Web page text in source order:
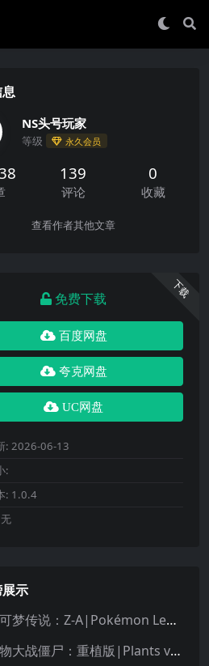
NS头号玩家
等级 永久会员
139
评论
0
收藏
查看作者其他文章
下载
免费下载
百度网盘
夸克网盘
UC网盘
: 2026-06-13
:
: 1.0.4
无
示
宝可梦传说：Z-A|Pokémon Legends: Z-A中文
植物大战僵尸：重植版|Plants vs. Zombies: Replanted中文